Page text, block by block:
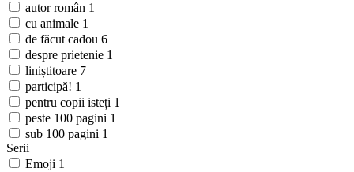
autor român 1
cu animale 1
de făcut cadou 6
despre prietenie 1
liniștitoare 7
participă! 1
pentru copii isteți 1
peste 100 pagini 1
sub 100 pagini 1
Serii
Emoji 1